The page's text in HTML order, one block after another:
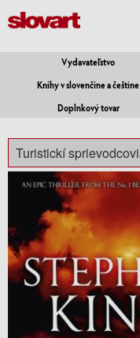
Vydavateľstvo
Knihy v slovenčine a češtine
Doplnkový tovar